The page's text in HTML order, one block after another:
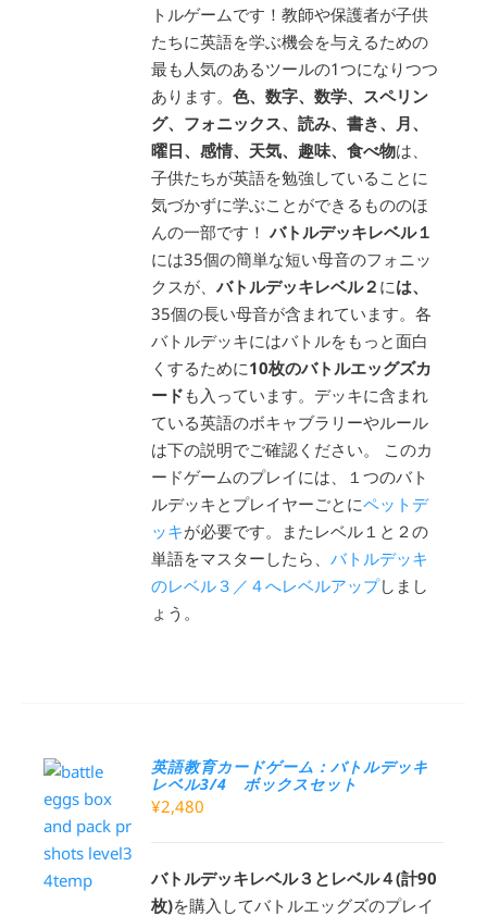
トルゲームです！教師や保護者が子供
たちに英語を学ぶ機会を与えるための
最も人気のあるツールの1つになりつつ
あります。色、数字、数学、スペリン
グ、フォニックス、読み、書き、月、
曜日、感情、天気、趣味、食べ物は、
子供たちが英語を勉強していることに
気づかずに学ぶことができるもののほ
んの一部です！バトルデッキレベル１
には35個の簡単な短い母音のフォニッ
クスが、バトルデッキレベル２ には、
35個の長い母音が含まれています。各
バトルデッキにはバトルをもっと面白
くするために10枚のバトルエッグズカ
ード も入っています。デッキに含まれ
ている英語のボキャブラリーやルール
は下の説明でご確認ください。 このカ
ードゲームのプレイには、１つのバト
ルデッキとプレイヤーごとにペットデ
ッキが必要です。またレベル１と２の
単語をマスターしたら、バトルデッキ
のレベル３／４へレベルアップしまし
ょう。
英語教育カードゲーム：バトルデッキ
レベル3/4 ボックスセット
¥2,480
バトルデッキレベル３とレベル４(計90
枚)を購入してバトルエッグズのプレイ